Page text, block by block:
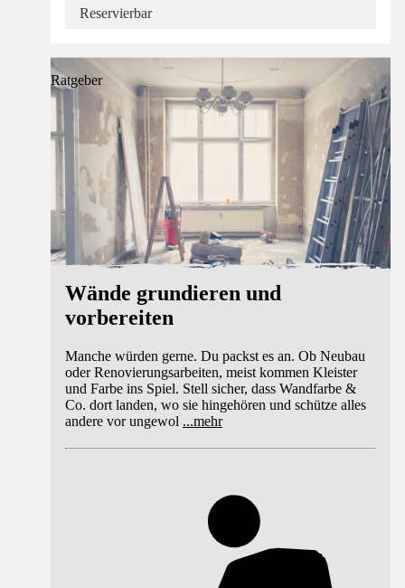
Reservierbar
Ratgeber
Wände grundieren und
vorbereiten
Manche würden gerne. Du packst es an. Ob Neubau
oder Renovierungsarbeiten, meist kommen Kleister
und Farbe ins Spiel. Stell sicher, dass Wandfarbe &
Co. dort landen, wo sie hingehören und schütze alles
andere vor ungewol ...mehr